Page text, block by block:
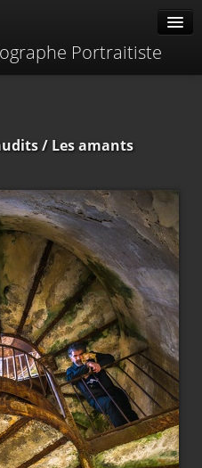
Portraitiste
/ Les amants